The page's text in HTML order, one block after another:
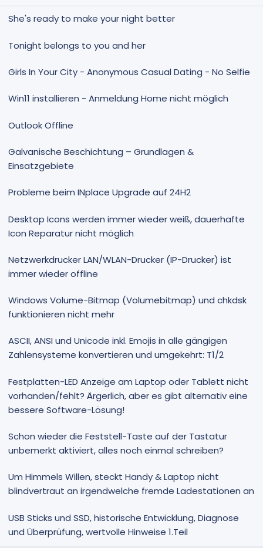
e e
She's ready to make your night better
Tonight belongs to you and her
Girls In Your City - Anonymous Casual Dating - No Selfie
Win11 installieren - Anmeldung Home nicht möglich
Outlook Offline
Galvanische Beschichtung – Grundlagen &
Einsatzgebiete
Probleme beim INplace Upgrade auf 24H2
Desktop Icons werden immer wieder weiß, dauerhafte
Icon Reparatur nicht möglich
Netzwerkdrucker LAN/WLAN-Drucker (IP-Drucker) ist
immer wieder offline
Windows Volume-Bitmap (Volumebitmap) und chkdsk
funktionieren nicht mehr
ASCII, ANSI und Unicode inkl. Emojis in alle gängigen
Zahlensysteme konvertieren und umgekehrt: T1/2
Festplatten-LED Anzeige am Laptop oder Tablett nicht
vorhanden/fehlt? Ärgerlich, aber es gibt alternativ eine
bessere Software-Lösung!
Schon wieder die Feststell-Taste auf der Tastatur
unbemerkt aktiviert, alles noch einmal schreiben?
Um Himmels Willen, steckt Handy & Laptop nicht
blindvertraut an irgendwelche fremde Ladestationen an
USB Sticks und SSD, historische Entwicklung, Diagnose
und Überprüfung, wertvolle Hinweise 1.Teil